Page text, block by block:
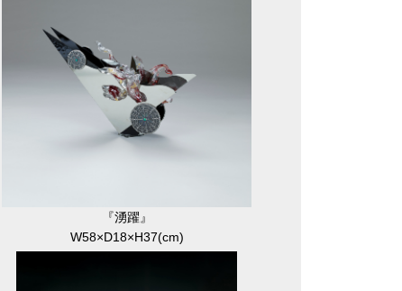
『湧躍』
W58×D18×H37(cm)